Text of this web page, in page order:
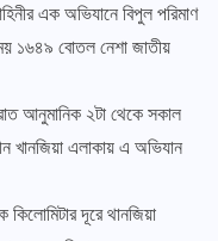
এক অভিযানে বিপুল পরিমাণ
১৬৪৯ বোতল নেশা জাতীয়
আনুমানিক ২টা থেকে সকাল
খানজিয়া এলাকায় এ অভিযান
কিলোমিটার দূরে থানজিয়া